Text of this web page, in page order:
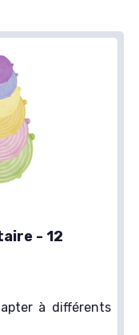
- 12
à différents